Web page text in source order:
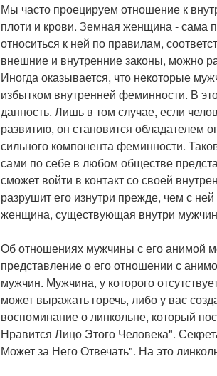
Мы часто проецируем отношение к
плоти и крови. Земная женщина - сама
относиться к ней по правилам,
внешние и внутренние законы, можно
Иногда оказывается, что некоторые
избытком внутренней феминности. В
данность. Лишь в том случае, если
развитию, он становится обладателем
сильного компонента феминности.
сами по себе в любом обществе
сможет войти в контакт со своей
разрушит его изнутри прежде, чем с
женщина, существующая внутри
Об отношениях мужчины с его анимой
представление о его отношении с
мужчин. Мужчина, у которого
может выражать горечь, либо у вас
воспоминание о линкольне, который
Нравится Лицо Этого Человека".
Может за Него Отвечать". На это